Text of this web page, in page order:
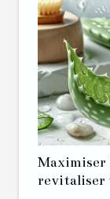
Maximiser
revitaliser